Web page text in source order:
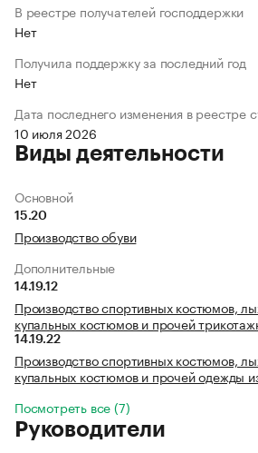
В реестре получателей господдержки
Нет
Получила поддержку за последний год
Нет
Дата последнего изменения в реестре
10 июля 2026
Виды деятельности
Основной
15.20
Производство обуви
Дополнительные
14.19.12
Производство спортивных костюмов,
купальных костюмов и прочей
14.19.22
Производство спортивных костюмов,
купальных костюмов и прочей одежды
Посмотреть все (7)
Руководители